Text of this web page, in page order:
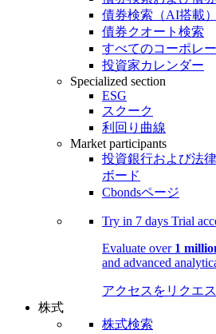
債券検索（AI搭載）
債券クオート検索
すべてのコーポレ
投資家カレンダー
Specialized section
ESG
スクーク
利回り曲線
Market participants
投資銀行および法
ボード
Cbondsページ
Try in 7 days Trial
Evaluate over 1
and advanced
アクセスをリクエ
株式
株式検索